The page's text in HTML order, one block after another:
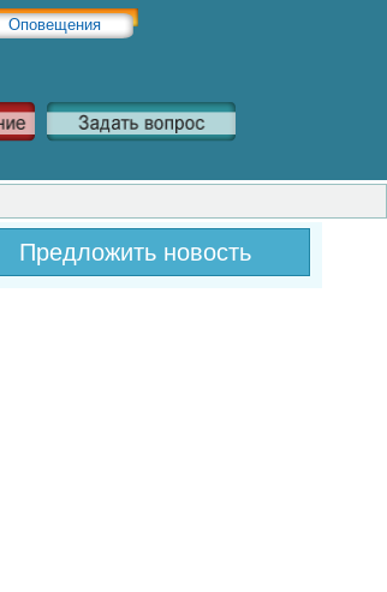
Оповещения
Предложить новость